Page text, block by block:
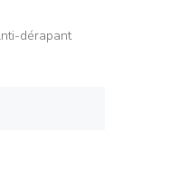
dérapant